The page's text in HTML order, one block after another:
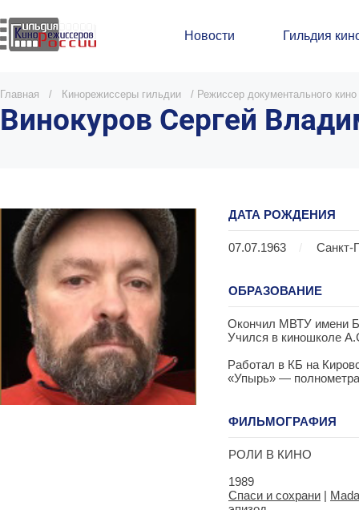
Новости Гильдия
Главная / Кинорежиссеры гильдии / Режиссер документального кино
Винокуров Сергей
ДАТА РОЖДЕНИЯ
07.07.1963 / Санкт-
ОБРАЗОВАНИЕ
Окончил МВТУ имени
Учился в киношколе
Работал в КБ на
«Упырь» —
ФИЛЬМОГРАФИЯ
РОЛИ В КИНО
1989
Спаси и сохрани |